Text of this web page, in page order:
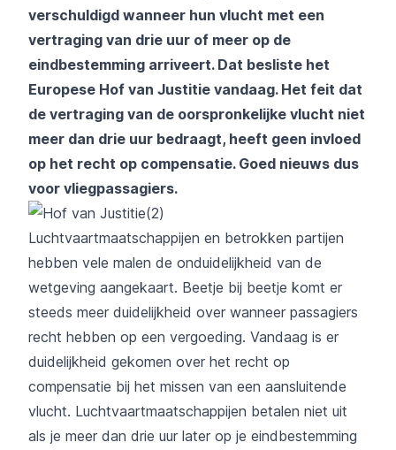
verschuldigd wanneer hun vlucht met een
vertraging van drie uur of meer op de
eindbestemming arriveert. Dat besliste het
Europese Hof van Justitie vandaag. Het feit dat
de vertraging van de oorspronkelijke vlucht niet
meer dan drie uur bedraagt, heeft geen invloed
op het recht op compensatie. Goed nieuws dus
voor vliegpassagiers.
Luchtvaartmaatschappijen en betrokken partijen
hebben vele malen de onduidelijkheid van de
wetgeving aangekaart. Beetje bij beetje komt er
steeds meer duidelijkheid over wanneer passagiers
recht hebben op een vergoeding. Vandaag is er
duidelijkheid gekomen over het recht op
compensatie bij het missen van een aansluitende
vlucht. Luchtvaartmaatschappijen betalen niet uit
als je meer dan drie uur later op je eindbestemming